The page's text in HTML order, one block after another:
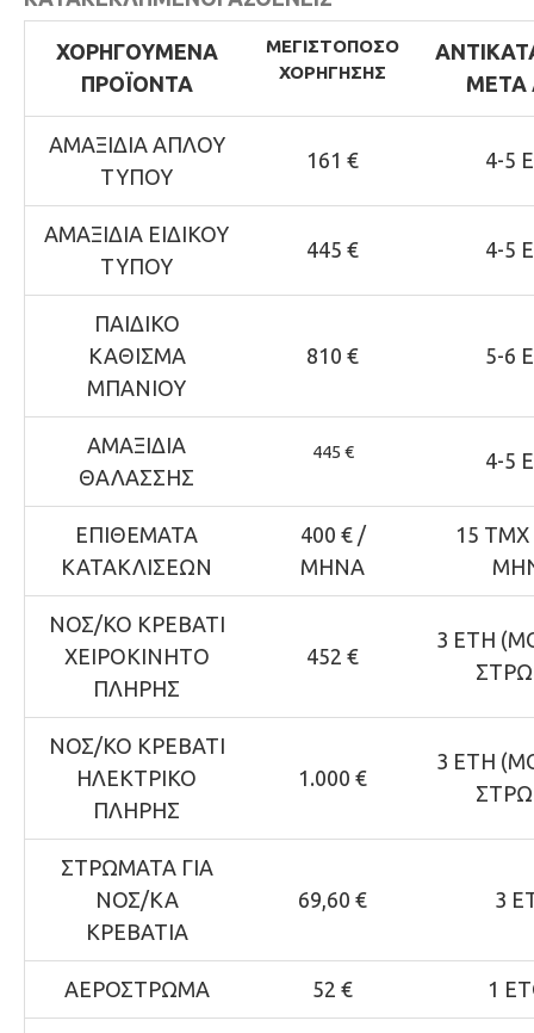
ΧΟΡΗΓΟΥΜΕΝΑ
ΠΡΟΪΟΝΤΑ
ΜΕΓΙΣΤΟΠΟΣΟ
ΧΟΡΗΓΗΣΗΣ
ΜΕΤΑ
ΑΜΑΞΙΔΙΑ ΑΠΛΟΥ
ΤΥΠΟΥ
161 € 4-5
ΑΜΑΞΙΔΙΑ ΕΙΔΙΚΟΥ
ΤΥΠΟΥ
445 € 4-5
ΠΑΙΔΙΚΟ
ΚΑΘΙΣΜΑ
ΜΠΑΝΙΟΥ
810 € 5-6
ΑΜΑΞΙΔΙΑ
ΘΑΛΑΣΣΗΣ
445 € 4-5
ΕΠΙΘΕΜΑΤΑ
ΚΑΤΑΚΛΙΣΕΩΝ
400 € /
ΜΗΝΑ
15
ΝΟΣ/ΚΟ ΚΡΕΒΑΤΙ
ΧΕΙΡΟΚΙΝΗΤΟ
ΠΛΗΡΗΣ
452 €
3 ΕΤΗ
ΝΟΣ/ΚΟ ΚΡΕΒΑΤΙ
ΗΛΕΚΤΡΙΚΟ
ΠΛΗΡΗΣ
1.000 €
3 ΕΤΗ
ΣΤΡΩΜΑΤΑ ΓΙΑ
ΝΟΣ/ΚΑ
ΚΡΕΒΑΤΙΑ
69,60 € 3
ΑΕΡΟΣΤΡΩΜΑ 52 € 1